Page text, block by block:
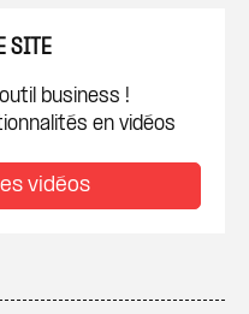
SITE
business !
en vidéos
vidéos